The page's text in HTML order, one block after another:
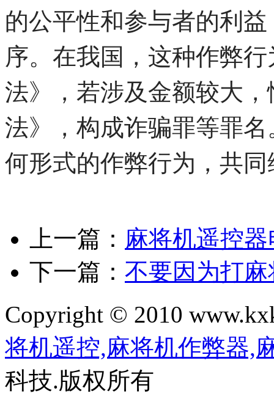
的公平性和参与者的利
序。在我国，这种作弊
法》，若涉及金额较大
法》，构成诈骗罪等罪
何形式的作弊行为，共
上一篇： 麻将机遥控
下一篇： 不要因为打
Copyright © 2010
将机遥控,麻将机作弊器,
科技.版权所有